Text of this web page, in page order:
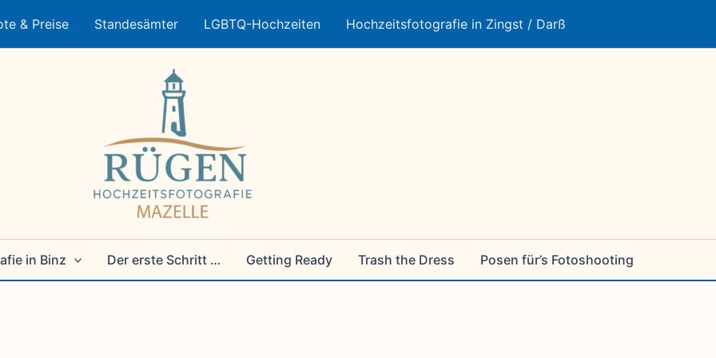
& Preise Standesämter LGBTQ-Hochzeiten Hochzeitsfotografie in Zingst / Darß
in Binz Der erste Schritt … Getting Ready Trash the Dress Posen für’s Fotoshooting